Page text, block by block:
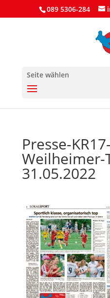
089 5306-284
Seite wählen
Presse-
Weilheimer-
31.05.2022